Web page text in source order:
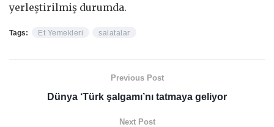
yerleştirilmiş durumda.
Tags: Et Yemekleri salatalar
Previous Post
Dünya ‘Türk şalgamı’nı tatmaya geliyor
Next Post